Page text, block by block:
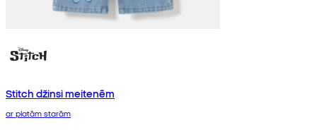
Stitch džinsi meitenēm
ar platām starām